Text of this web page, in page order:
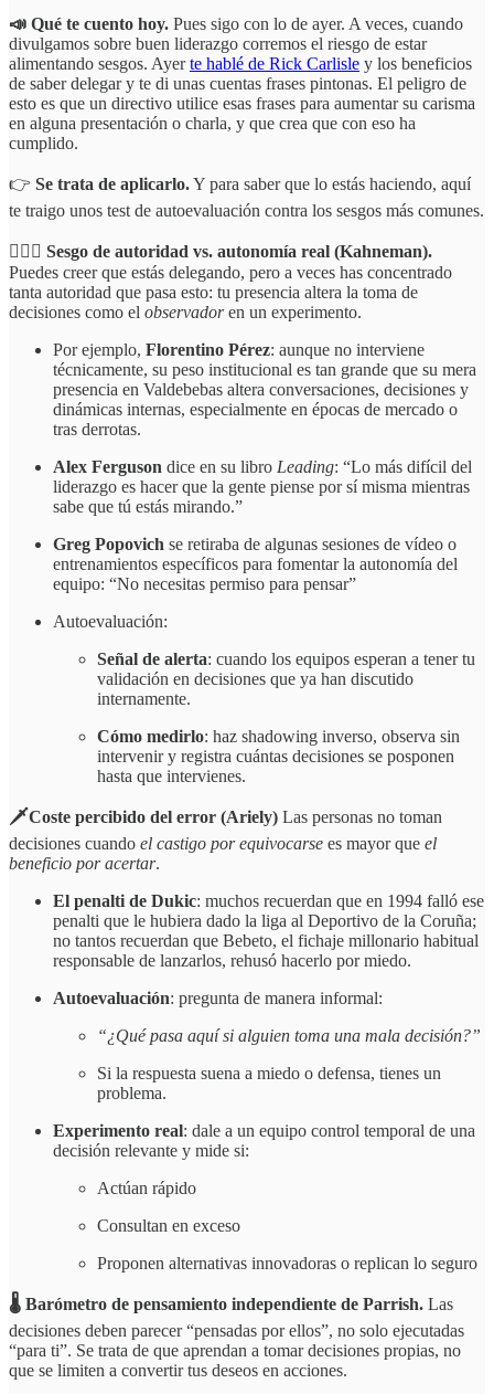
📣 Qué te cuento hoy. Pues sigo con lo de ayer. A veces, cuando
divulgamos sobre buen liderazgo corremos el riesgo de estar
alimentando sesgos. Ayerte hablé de Rick Carlisle y los beneficios
de saber delegar y te di unas cuentas frases pintonas. El peligro de
esto es que un directivo utilice esas frases para aumentar su carisma
en alguna presentación o charla, y que crea que con eso ha
cumplido.
👉 Se trata de aplicarlo.Y para saber que lo estás haciendo, aquí
te traigo unos test de autoevaluación contra los sesgos más comunes.
👮🏻‍♀️ Sesgo de autoridad vs. autonomía real (Kahneman).
Puedes creer que estás delegando, pero a veces has concentrado
tanta autoridad que pasa esto: tu presencia altera la toma de
decisiones como el observadoren un experimento.
Por ejemplo, Florentino Pérez: aunque no interviene
técnicamente, su peso institucional es tan grande que su mera
presencia en Valdebebas altera conversaciones, decisiones y
dinámicas internas, especialmente en épocas de mercado o
tras derrotas.
Alex Ferguson dice en su libro Leading: “Lo más difícil del
liderazgo es hacer que la gente piense por sí misma mientras
sabe que tú estás mirando.”
Greg Popovich se retiraba de algunas sesiones de vídeo o
entrenamientos específicos para fomentar la autonomía del
equipo: “No necesitas permiso para pensar”
Autoevaluación:
Señal de alerta: cuando los equipos esperan a tener tu
validación en decisiones que ya han discutido
internamente.
Cómo medirlo: haz shadowing inverso, observa sin
intervenir y registra cuántas decisiones se posponen
hasta que intervienes.
🗡️Coste percibido del error (Ariely) Las personas no toman
decisiones cuando el castigo por equivocarse es mayor que el
beneficio por acertar.
El penalti de Dukic: muchos recuerdan que en 1994 falló ese
penalti que le hubiera dado la liga al Deportivo de la Coruña;
no tantos recuerdan que Bebeto, el fichaje millonario habitual
responsable de lanzarlos, rehusó hacerlo por miedo.
Autoevaluación: pregunta de manera informal:
“¿Qué pasa aquí si alguien toma una mala decisión?”
Si la respuesta suena a miedo o defensa, tienes un
problema.
Experimento real: dale a un equipo control temporal de una
decisión relevante y mide si:
Actúan rápido
Consultan en exceso
Proponen alternativas innovadoras o replican lo seguro
🌡️ Barómetro de pensamiento independiente de Parrish. Las
decisiones deben parecer “pensadas por ellos”, no solo ejecutadas
“para ti”. Se trata de que aprendan a tomar decisiones propias, no
que se limiten a convertir tus deseos en acciones.